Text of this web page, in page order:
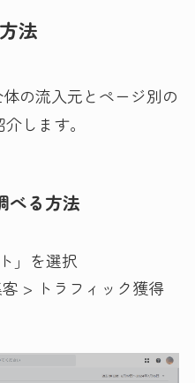
法
の流入元とページ別の
します。
べる方法
」を選択
> トラフィック獲得